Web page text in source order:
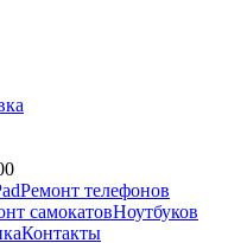
Ремонт телефонов
самокатовНоутбуков
Контакты